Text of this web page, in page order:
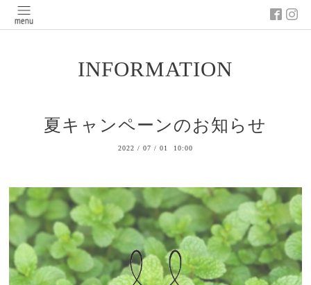
INFORMATION
夏キャンペーンのお知らせ
2022 / 07 / 01 10:00